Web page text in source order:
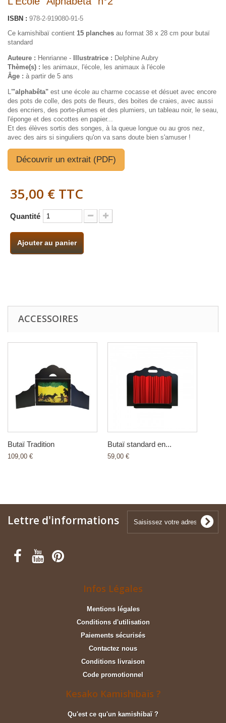
ISBN : 978-2-919080-91-5
Ce kamishibaï contient 15 planches au format 38 x 28 cm pour butaï
standard
Auteure : Henrianne - Illustratrice : Delphine Aubry
Thème(s) : les animaux, l'école, les animaux à l'école
Âge : à partir de 5 ans
L'"alphabêta" est une école au charme cocasse et désuet avec encore
des pots de colle, des pots de fleurs, des boites de craies, avec aussi
des encriers, des porte-plumes et des plumiers, un tableau noir, le seau,
l'éponge et des cocottes en papier...
Et des élèves sortis des songes, à la queue longue ou au gros nez,
avec des airs si singuliers qu'on va sans doute bien s'amuser !
Découvrir un extrait (PDF)
35,00 € TTC
Quantité
Ajouter au panier
ACCESSOIRES
Butaï Tradition
109,00 €
Butaï standard en...
59,00 €
Lettre d'informations
Infos Légales
Mentions légales
Conditions d'utilisation
Paiements sécurisés
Contactez nous
Conditions livraison
Code promotionnel
Kesako Kamishibaïs ?
Qu'est ce qu'un kamishibaï ?